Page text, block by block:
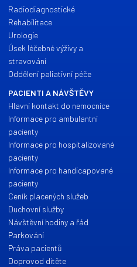
Radiodiagnostické
Rehabilitace
Urologie
Úsek léčebné výživy a
stravování
Oddělení paliativní péče
PACIENTI A NÁVŠTĚVY
Hlavní kontakt do nemocnice
Informace pro ambulantní
pacienty
Informace pro hospitalizované
pacienty
Informace pro handicapované
pacienty
Ceník placených služeb
Duchovní služby
Návštěvní hodiny a řád
Parkování
Práva pacientů
Doprovod dítěte